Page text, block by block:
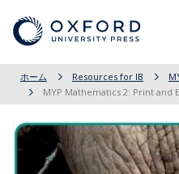
ホーム Resources for IB
MYP Mathematics 2: Print and